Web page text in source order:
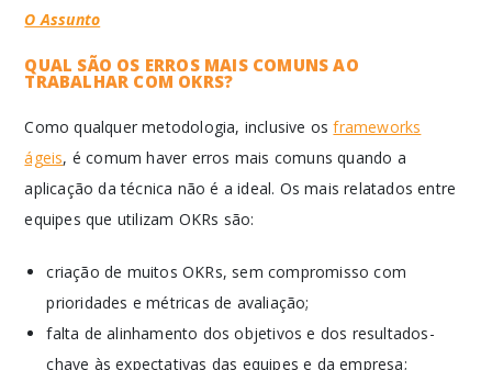
O Assunto
QUAL SÃO OS ERROS MAIS COMUNS AO
TRABALHAR COM OKRS?
Como qualquer metodologia, inclusive osframeworks
ágeis, é comum haver erros mais comuns quando a
aplicação da técnica não é a ideal. Os mais relatados entre
equipes que utilizam OKRs são:
criação de muitos OKRs, sem compromisso com
prioridades e métricas de avaliação;
falta de alinhamento dos objetivos e dos resultados-
chave às expectativas das equipes e da empresa;